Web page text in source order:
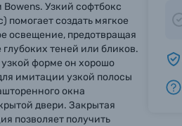
Bowens. Узкий софтбокс
помогает создать мягкое
освещение, предотвращая
глубоких теней или бликов.
узкой форме он хорошо
имитации узкой полосы
окна
двери. Закрытая
позволяет получить